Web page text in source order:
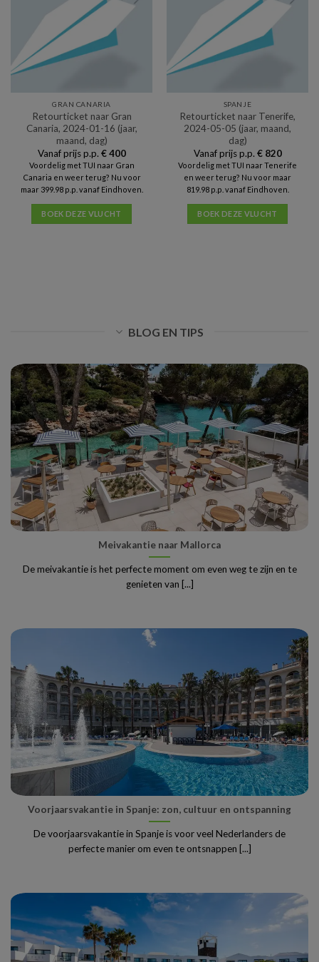
GRAN CANARIA
Retourticket naar Gran
Canaria, 2024-01-16 (jaar,
maand, dag)
Vanaf prijs p.p. €400
Voordelig met TUI naar Gran
Canaria en weer terug? Nu voor
maar 399.98 p.p. vanaf Eindhoven.
BOEK DEZE VLUCHT
SPANJE
Retourticket naar Tenerife,
2024-05-05 (jaar, maand,
dag)
Vanaf prijs p.p. €820
Voordelig met TUI naar Tenerife
en weer terug? Nu voor maar
819.98 p.p. vanaf Eindhoven.
BOEK DEZE VLUCHT
BLOG EN TIPS
Meivakantie naar Mallorca
De meivakantie is het perfecte moment om even weg te zijn en te
genieten van [...]
Voorjaarsvakantie in Spanje: zon, cultuur en ontspanning
De voorjaarsvakantie in Spanje is voor veel Nederlanders de
perfecte manier om even te ontsnappen [...]